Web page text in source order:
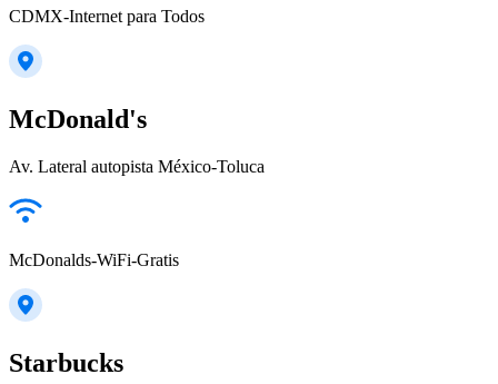
CDMX-Internet para Todos
McDonald's
Av. Lateral autopista México-Toluca
McDonalds-WiFi-Gratis
Starbucks